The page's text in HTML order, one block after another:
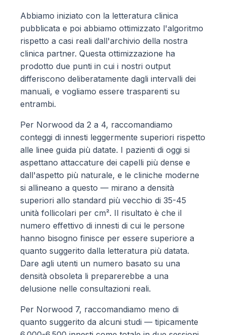
Abbiamo iniziato con la letteratura clinica
pubblicata e poi abbiamo ottimizzato l'algoritmo
rispetto a casi reali dall'archivio della nostra
clinica partner. Questa ottimizzazione ha
prodotto due punti in cui i nostri output
differiscono deliberatamente dagli intervalli dei
manuali, e vogliamo essere trasparenti su
entrambi.
Per Norwood da 2 a 4, raccomandiamo
conteggi di innesti leggermente superiori rispetto
alle linee guida più datate. I pazienti di oggi si
aspettano attaccature dei capelli più dense e
dall'aspetto più naturale, e le cliniche moderne
si allineano a questo — mirano a densità
superiori allo standard più vecchio di 35-45
unità follicolari per cm². Il risultato è che il
numero effettivo di innesti di cui le persone
hanno bisogno finisce per essere superiore a
quanto suggerito dalla letteratura più datata.
Dare agli utenti un numero basato su una
densità obsoleta li preparerebbe a una
delusione nelle consultazioni reali.
Per Norwood 7, raccomandiamo meno di
quanto suggerito da alcuni studi — tipicamente